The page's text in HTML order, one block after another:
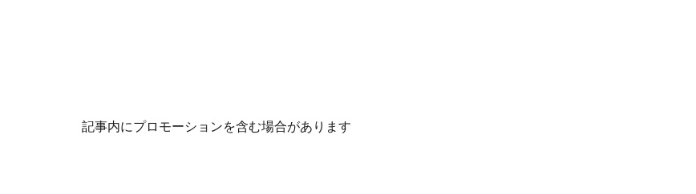
記事内にプロモーションを含む場合があります